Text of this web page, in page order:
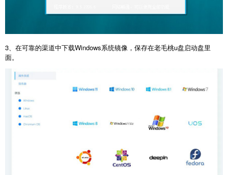
3、在可靠的渠道中下载Windows系统镜像，保存在老毛桃u盘启动盘里
面。